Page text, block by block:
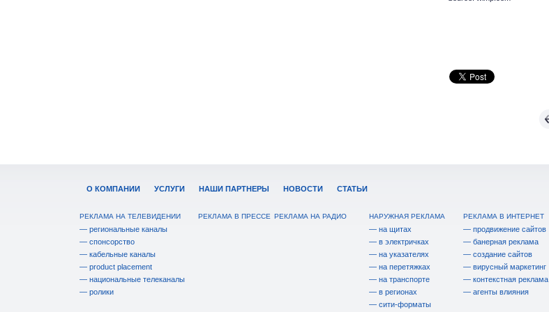
О КОМПАНИИ УСЛУГИ НАШИ ПАРТНЕРЫ НОВОСТИ СТАТЬИ
РЕКЛАМА НА ТЕЛЕВИДЕНИИ
— региональные каналы
— спонсорство
— кабельные каналы
— product placement
— национальные телеканалы
— ролики
РЕКЛАМА В ПРЕССЕ РЕКЛАМА НА РАДИО НАРУЖНАЯ РЕКЛАМА
— на щитах
— в электричках
— на указателях
— на перетяжках
— на транспорте
— в регионах
— сити-форматы
РЕКЛАМА В ИНТЕРНЕТ
— продвижение сайтов
— банерная реклама
— создание сайтов
— вирусный маркетинг
— контекстная реклама
— агенты влияния